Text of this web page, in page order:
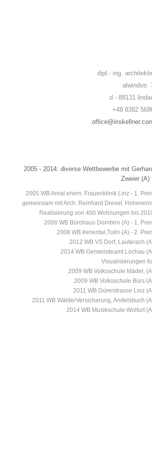
dipl.- ing.
alwindstr.
d - 88131
+49 8382
2005 - 2014: diverse Wettbewerbe mit
Zweier (A)
2005 WB Areal ehem. Frauenklinik Linz - 1.
gemeinsam mit Arch. Reinhard Drexel,
Realisierung von 400 Wohnungen bis
2006 WB Bürohaus Dornbirn (A) - 1.
2008 WB Irenental,Tulln (A) - 2.
2012 WB VS Dorf, Lauterach
2014 WB Gemeindeamt Lochau
Visualisierungen
2009 WB Volksschule Mäder,
2009 WB Volksschule Bürs
2011 WB Dürerstrasse Linz
2011 WB WälderVersicherung, Andelsbuch
2014 WB Musikschule Wolfurt